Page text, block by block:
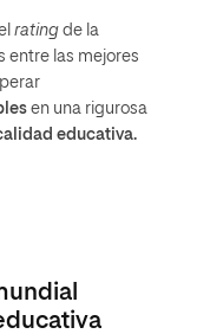
rating de la
entre las mejores
en una rigurosa
educativa.